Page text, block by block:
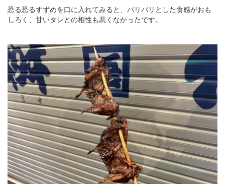
恐る恐るすずめを口に入れてみると、パリパリとした食感がおも
しろく、甘いタレとの相性も悪くなかったです。